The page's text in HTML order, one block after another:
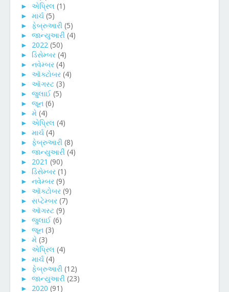
► એપ્રિલ (1)
► માર્ચ (5)
► ફેબ્રુઆરી (5)
► જાન્યુઆરી (4)
► 2022 (50)
► ડિસેમ્બર (4)
► નવેમ્બર (4)
► ઑક્ટોબર (4)
► ઑગસ્ટ (3)
► જુલાઈ (5)
► જૂન (6)
► મે (4)
► એપ્રિલ (4)
► માર્ચ (4)
► ફેબ્રુઆરી (8)
► જાન્યુઆરી (4)
► 2021 (90)
► ડિસેમ્બર (1)
► નવેમ્બર (9)
► ઑક્ટોબર (9)
► સપ્ટેમ્બર (7)
► ઑગસ્ટ (9)
► જુલાઈ (6)
► જૂન (3)
► મે (3)
► એપ્રિલ (4)
► માર્ચ (4)
► ફેબ્રુઆરી (12)
► જાન્યુઆરી (23)
► 2020 (91)